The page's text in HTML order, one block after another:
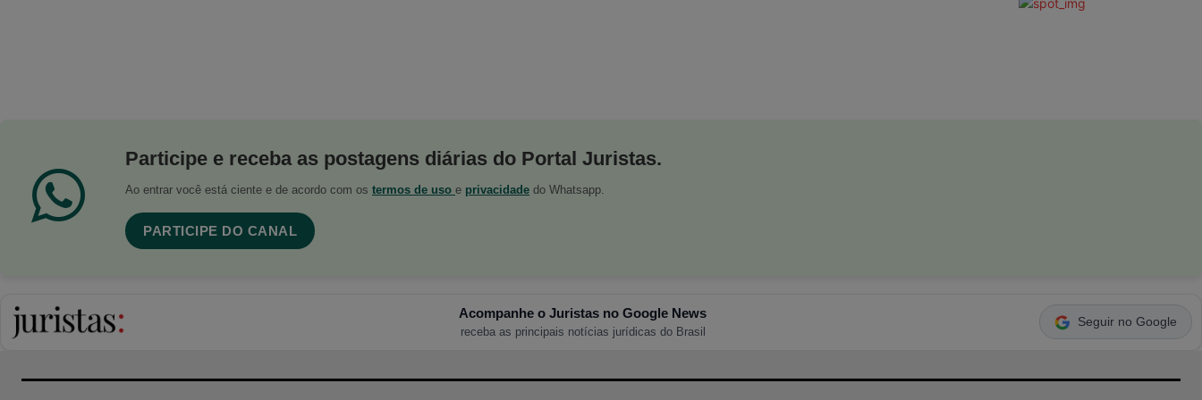
Participe e receba as postagens diárias do Portal Juristas.
Ao entrar você está ciente e de acordo com os termos de uso e privacidade do Whatsapp.
PARTICIPE DO CANAL
Acompanhe o Juristas no Google News
receba as principais notícias jurídicas do Brasil
Seguir no Google